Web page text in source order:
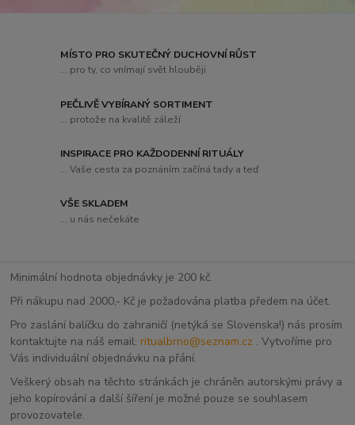
MÍSTO PRO SKUTEČNÝ DUCHOVNÍ RŮST
... pro ty, co vnímají svět hlouběji
PEČLIVĚ VYBÍRANÝ SORTIMENT
... protože na kvalitě záleží
INSPIRACE PRO KAŽDODENNÍ RITUÁLY
... Vaše cesta za poznáním začíná tady a teď
VŠE SKLADEM
... u nás nečekáte
Minimální hodnota objednávky je 200 kč.
Při nákupu nad 2000,- Kč je požadována platba předem na účet.
Pro zaslání balíčku do zahraničí (netýká se Slovenska!) nás prosím
kontaktujte na náš email: ritualbrno@seznam.cz . Vytvoříme pro
Vás individuální objednávku na přání.
Veškerý obsah na těchto stránkách je chráněn autorskými právy a
jeho kopírování a další šíření je možné pouze se souhlasem
provozovatele.